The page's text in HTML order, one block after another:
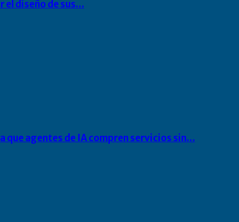
el diseño de sus…
agentes de IA compren servicios sin…